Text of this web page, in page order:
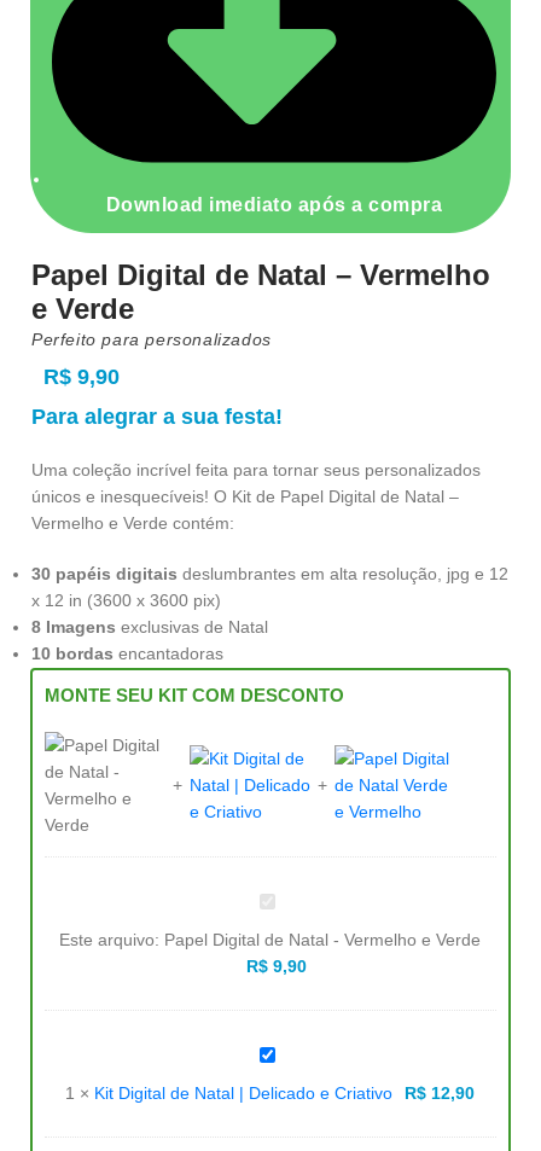
Download imediato após a compra
Papel Digital de Natal – Vermelho
e Verde
Perfeito para personalizados
R$ 9,90
Para alegrar a sua festa!
Uma coleção incrível feita para tornar seus personalizados
únicos e inesquecíveis! O Kit de Papel Digital de Natal –
Vermelho e Verde contém:
30 papéis digitais deslumbrantes em alta resolução, jpg e 12
x 12 in (3600 x 3600 pix)
8 Imagens exclusivas de Natal
10 bordas encantadoras
MONTE SEU KIT COM DESCONTO
Papel
Digital
Natal
-
Vermelho
Verde
Este arquivo: Papel Digital de Natal - Vermelho e Verde
R$9,90
Kit
Digital
Natal
Delicado
1 × Kit Digital de Natal | Delicado e Criativo R$ 12,90